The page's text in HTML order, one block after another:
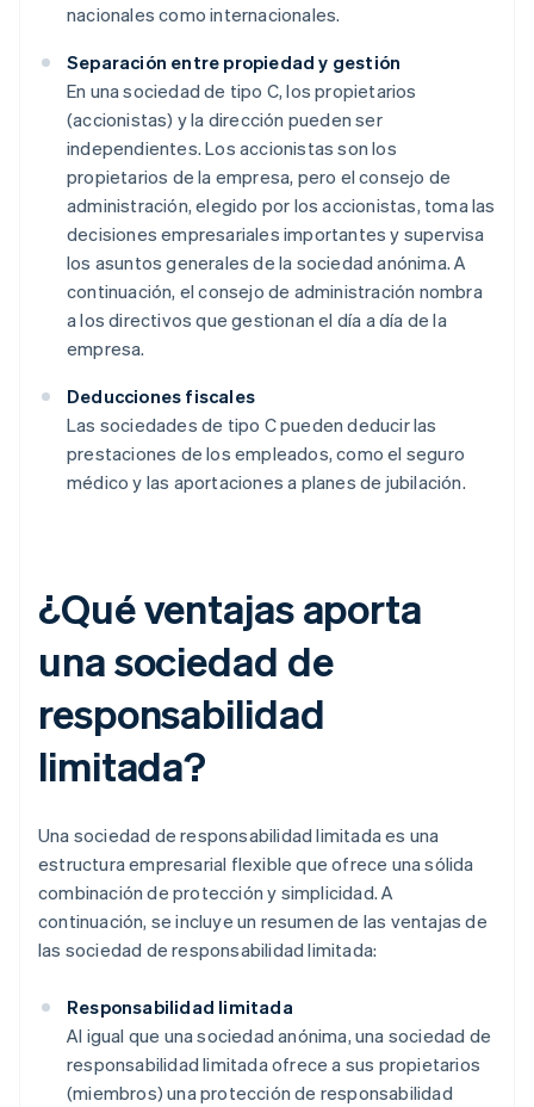
nacionales como internacionales.
Separación entre propiedad y gestión
En una sociedad de tipo C, los propietarios
(accionistas) y la dirección pueden ser
independientes. Los accionistas son los
propietarios de la empresa, pero el consejo de
administración, elegido por los accionistas, toma las
decisiones empresariales importantes y supervisa
los asuntos generales de la sociedad anónima. A
continuación, el consejo de administración nombra
a los directivos que gestionan el día a día de la
empresa.
Deducciones fiscales
Las sociedades de tipo C pueden deducir las
prestaciones de los empleados, como el seguro
médico y las aportaciones a planes de jubilación.
¿Qué ventajas aporta
una sociedad de
responsabilidad
limitada?
Una sociedad de responsabilidad limitada es una
estructura empresarial flexible que ofrece una sólida
combinación de protección y simplicidad. A
continuación, se incluye un resumen de las ventajas de
las sociedad de responsabilidad limitada:
Responsabilidad limitada
Al igual que una sociedad anónima, una sociedad de
responsabilidad limitada ofrece a sus propietarios
(miembros) una protección de responsabilidad